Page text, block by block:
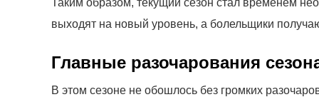
Таким образом, текущий сезон стал временем
выходят на новый уровень, а болельщики
Главные разочарования
В этом сезоне не обошлось без громких